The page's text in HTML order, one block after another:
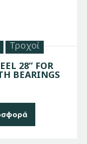
Τροχοί
28” FOR
BEARINGS